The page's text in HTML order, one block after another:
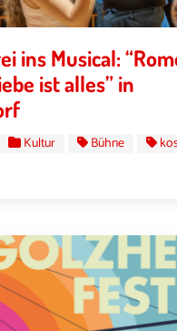
ins Musical:
ist alles” in
Kultur Bühne